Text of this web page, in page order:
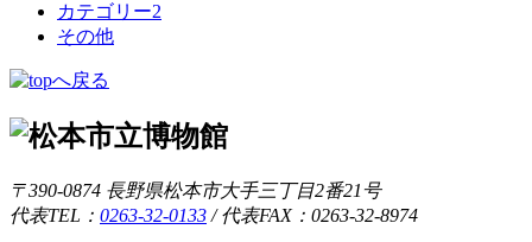
カテゴリー2
その他
〒390-0874 長野県松本市大手三丁目2番21号
代表TEL： 0263-32-0133 /代表FAX：0263-32-8974